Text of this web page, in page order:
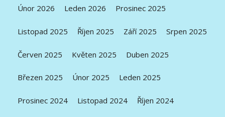
Únor 2026 Leden 2026 Prosinec 2025
Listopad 2025 Říjen 2025 Září 2025 Srpen 2025
Červen 2025 Květen 2025 Duben 2025
Březen 2025 Únor 2025 Leden 2025
Prosinec 2024 Listopad 2024 Říjen 2024